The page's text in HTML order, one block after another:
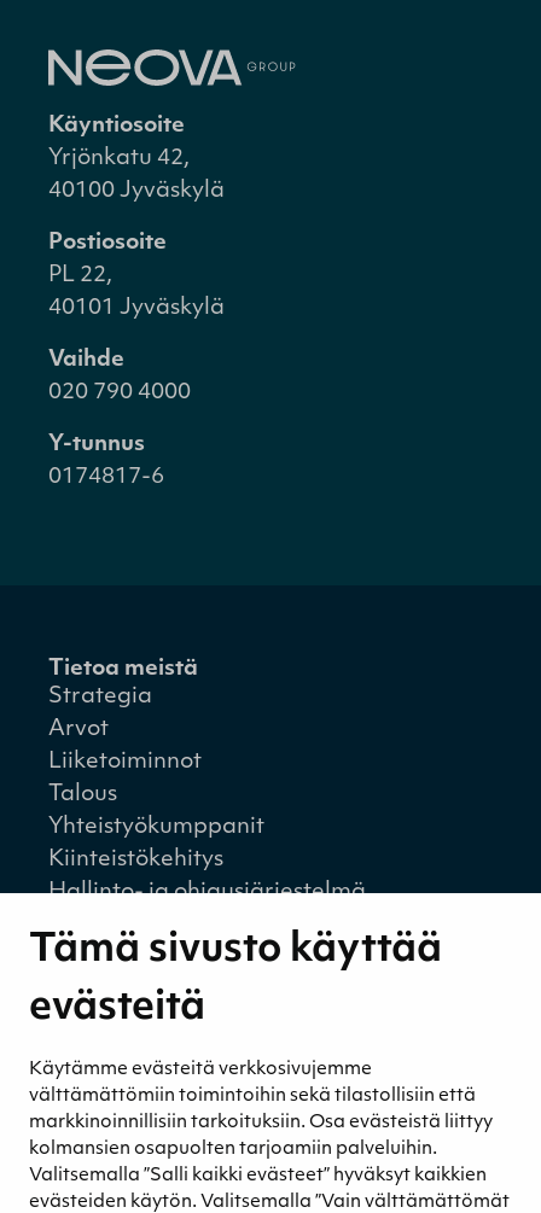
Tämä sivusto käyttää
evästeitä
Käytämme evästeitä verkkosivujemme
välttämättömiin toimintoihin sekä tilastollisiin että
markkinoinnillisiin tarkoituksiin. Osa evästeistä liittyy
kolmansien osapuolten tarjoamiin palveluihin.
Valitsemalla ”Salli kaikki evästeet” hyväksyt kaikkien
evästeiden käytön. Valitsemalla ”Vain välttämättömät
Käyntiosoite
Yrjönkatu 42,
40100 Jyväskylä
Postiosoite
PL 22,
40101 Jyväskylä
Vaihde
020 790 4000
Y-tunnus
0174817-6
Tietoa meistä
Strategia
Arvot
Liiketoiminnot
Talous
Yhteistyökumppanit
Kiinteistökehitys
Hallinto- ja ohjausjärjestelmä
Tuotteet
Kasvualustat
Kuivikkeet
Biostimulantit
Eläinrehut
Maanparannustuotteet
Aurinko- ja tuulivoima
Energiapelletti